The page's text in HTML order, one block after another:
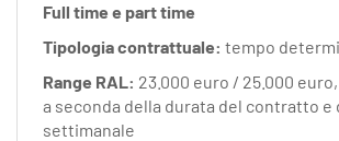
Full time e part time
Tipologia contrattuale: tempo
Range RAL: 23.000 euro / 25.000
a seconda della durata del contratto e
settimanale